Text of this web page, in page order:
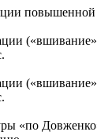
повышенной
«по